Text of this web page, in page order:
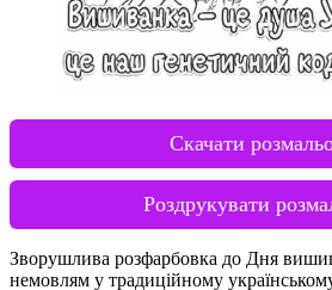
Скачати
Роздрукувати
Зворушлива розфарбовка до Дня
немовлям у традиційному